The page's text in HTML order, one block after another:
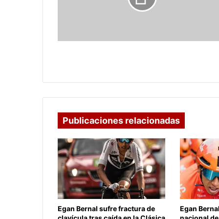
Publicaciones relacionadas
Egan Bernal sufre fractura de
Egan